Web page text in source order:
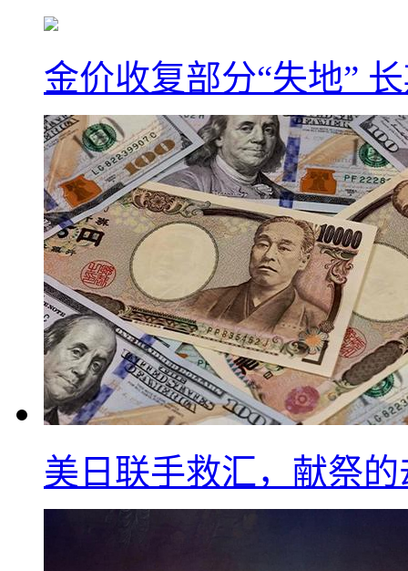
金价收复部分“失地”
美日联手救汇，献祭